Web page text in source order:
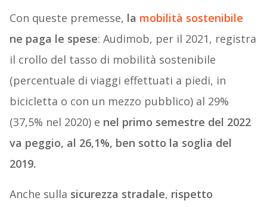
Con queste premesse, la mobilità sostenibile
ne paga le spese: Audimob, per il 2021, registra
il crollo del tasso di mobilità sostenibile
(percentuale di viaggi effettuati a piedi, in
bicicletta o con un mezzo pubblico) al 29%
(37,5% nel 2020) e nel primo semestre del 2022
va peggio, al 26,1%, ben sotto la soglia del
2019.
Anche sulla sicurezza stradale, rispetto